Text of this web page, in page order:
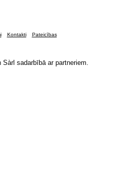
Kontakti Pateicības
sadarbībā ar partneriem.